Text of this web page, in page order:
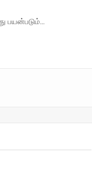
பயன்படும்...